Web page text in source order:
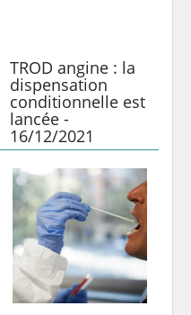
TROD angine : la
dispensation
conditionnelle est
lancée -
16/12/2021